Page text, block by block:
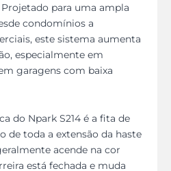
para uma ampla
condomínios a
este sistema aumenta
especialmente em
garagens com baixa
do Npark S214 é a fita de
de toda a extensão da haste
acende na cor
está fechada e muda